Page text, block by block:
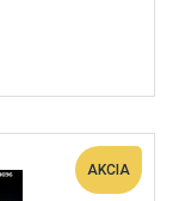
AKCIA